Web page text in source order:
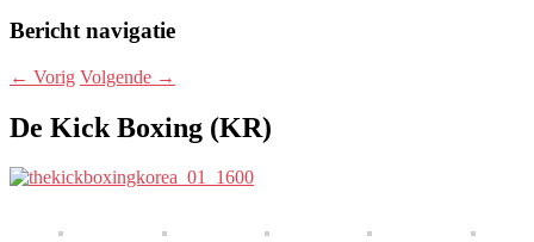
Bericht navigatie
← Vorig Volgende →
De Kick Boxing (KR)